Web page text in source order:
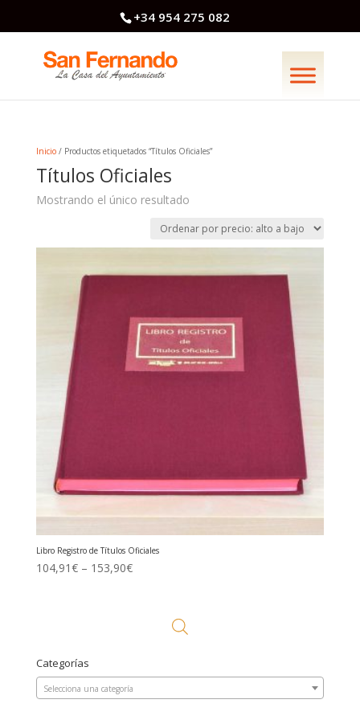
+34 954 275 082
Inicio/ Productos etiquetados “Títulos Oficiales”
Títulos Oficiales
Mostrando el único resultado
Libro Registro de Títulos Oficiales
104,91€– 153,90€
Categorías
Selecciona una categoría